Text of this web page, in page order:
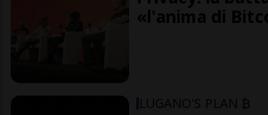
«l'anima di
LUGANO'S PLAN ₿